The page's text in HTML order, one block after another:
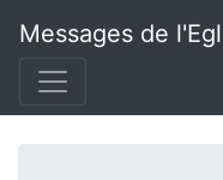
Messages de